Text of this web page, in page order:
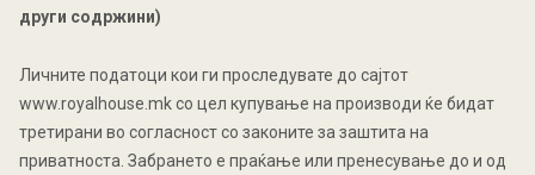
други содржини)
Личните податоци кои ги проследувате до сајтот
www.royalhouse.mkсо цел купување на производи ќе бидат
третирани во согласност со законите за заштита на
приватноста. Забрането е праќање или пренесување до и од